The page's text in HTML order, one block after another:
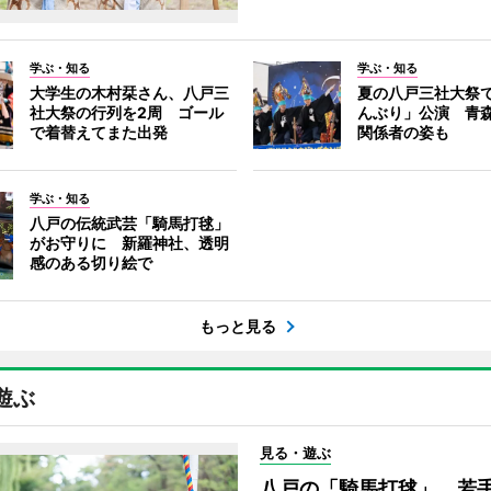
学ぶ・知る
大学生の木村栞さん、八戸三
社大祭の行列を2周 ゴール
で着替えてまた出発
学ぶ・知る
夏の八戸三社大祭
んぶり」公演 青
関係者の姿も
学ぶ・知る
八戸の伝統武芸「騎馬打毬」
がお守りに 新羅神社、透明
感のある切り絵で
もっと見る
ぶ
見る・遊ぶ